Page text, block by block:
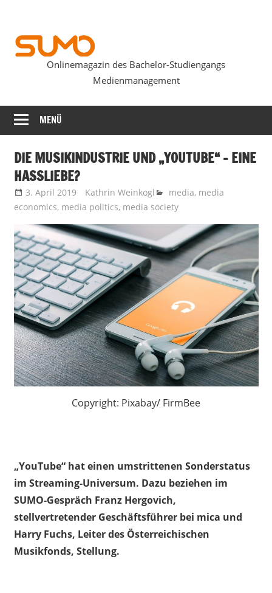
springen
SUMOmag
Onlinemagazin des Bachelor-Studiengangs
Medienmanagement
MENÜ
DIE MUSIKINDUSTRIE UND „YOUTUBE“ – EINE
HASSLIEBE?
3. April 2019 Kathrin Weinkogl media, media
economics, media politics, media society
Copyright: Pixabay/ FirmBee
„YouTube“ hat einen umstrittenen Sonderstatus
im Streaming-Universum. Dazu beziehen im
SUMO-Gespräch Franz Hergovich,
stellvertretender Geschäftsführer bei mica und
Harry Fuchs, Leiter des Österreichischen
Musikfonds, Stellung.